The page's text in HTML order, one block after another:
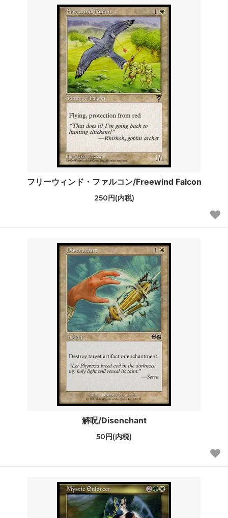
フリーウィンド・ファルコン/Freewind Falcon
250円(内税)
解呪/Disenchant
50円(内税)